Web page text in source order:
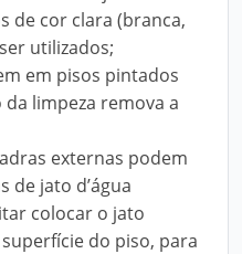
de cor clara (branca,
utilizados;
em pisos pintados
limpeza remova a
externas podem
de jato d’água
colocar o jato
do piso, para